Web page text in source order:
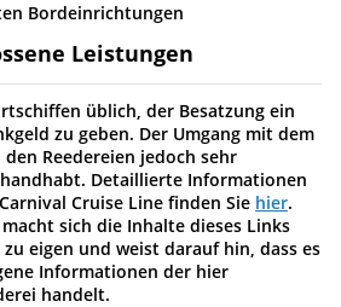
Bordeinrichtungen
Leistungen
üblich, der Besatzung ein
zu geben. Der Umgang mit dem
Reedereien jedoch sehr
Detaillierte Informationen
Cruise Line finden Sie hier.
sich die Inhalte dieses Links
eigen und weist darauf hin, dass es
Informationen der hier
handelt.